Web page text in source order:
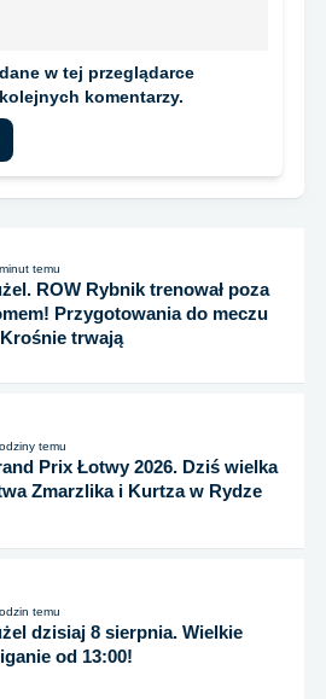
w tej przeglądarce
komentarzy.
temu
ROW Rybnik trenował poza
Przygotowania do meczu
trwają
temu
Prix Łotwy 2026. Dziś wielka
Zmarzlika i Kurtza w Rydze
temu
dzisiaj 8 sierpnia. Wielkie
od 13:00!